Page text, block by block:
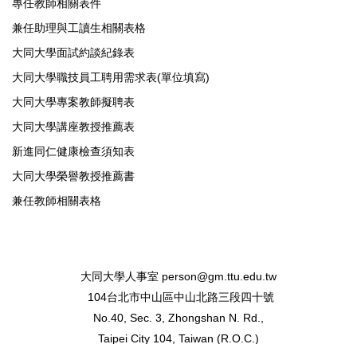
專任教師相關表件
兼任助理與工讀生相關表格
大同大學面試約談紀錄表
大同大學職技員工聘用需求表(單位填寫)
大同大學專案教師擬聘表
大同大學講座教授推薦表
新進同仁健康檢查須知表
大同大學榮譽教授推薦書
兼任教師相關表格
大同大學人事室 person@gm.ttu.edu.tw
104台北市中山區中山北路三段四十號
No.40, Sec. 3, Zhongshan N. Rd.,
Taipei City 104, Taiwan (R.O.C.)